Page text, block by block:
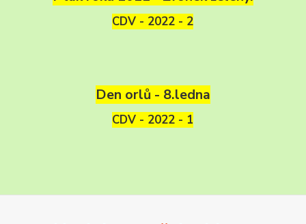
CDV - 2022 - 2
Den orlů - 8.ledna
CDV - 2022 - 1